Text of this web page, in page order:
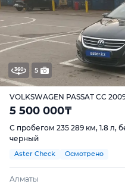
5
VOLKSWAGEN PASSAT CC
5 500 000₸
С пробегом 235 289 км, 1.8 л,
черный
Aster Check Осмотрено
Алматы